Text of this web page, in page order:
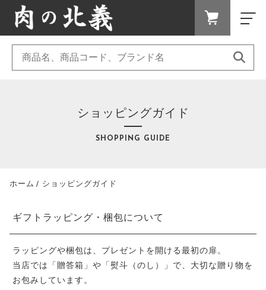
最近チェックした商品
CHECKED PRODUCTS
注文履歴
ショッピングガイド
SHOPPING GUIDE
ホーム ショッピングガイド
ギフトラッピング・梱包について
ラッピングや梱包は、プレゼントを開ける最初の扉。
当店では「贈答箱」や「熨斗（のし）」で、大切な贈り物を
お包みしています。
すき焼き、しゃぶしゃぶ
ホルモン
キーワード検索
こだわり検索
子カテゴリ
～